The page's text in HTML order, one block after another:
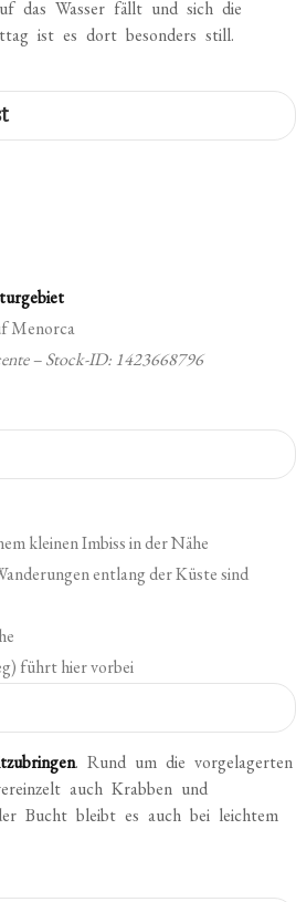
das Wasser fällt und sich die
ist es dort besonders still.
– Stock-ID: 1423668796
kleinen Imbiss in der Nähe
entlang der Küste sind
führt hier vorbei
. Rund um die vorgelagerten
auch Krabben und
Bucht bleibt es auch bei leichtem